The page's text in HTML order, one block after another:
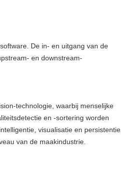
De in- en uitgang van de
en downstream-
technologie, waarbij menselijke
en -sortering worden
visualisatie en persistentie.
van de maakindustrie.